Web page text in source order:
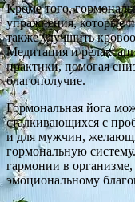
Кроме того,
упражнения, которые
также улучшить
Медитация и
практики, помогая
благополучие.
Гормональная йога
сталкивающихся с
и для мужчин,
гормональную
гармонии в
эмоциональному